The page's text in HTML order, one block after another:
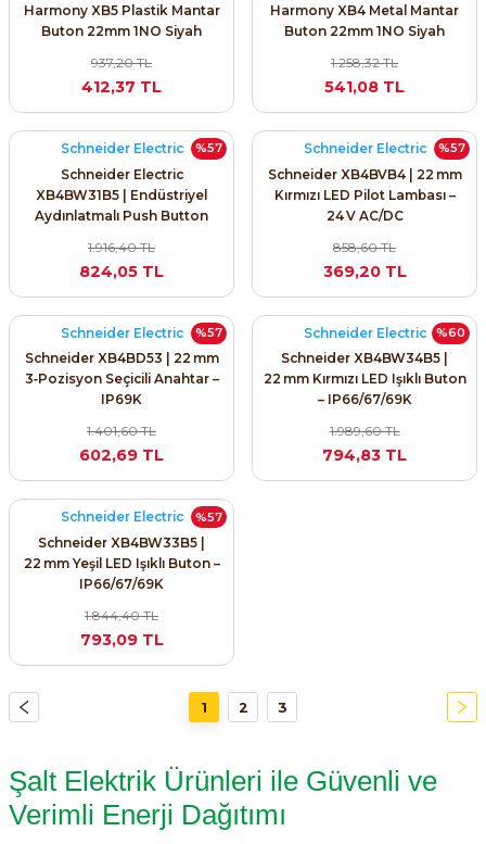
Pako Şalterler
Harmony XB5 Plastik Mantar
Buton 22mm 1NO Siyah
937,20 TL
412,37 TL
Harmony XB4 Metal Mantar
Buton 22mm 1NO Siyah
1.258,32 TL
541,08 TL
%57
Schneider Electric
Schneider Electric
XB4BW31B5 | Endüstriyel
Aydınlatmalı Push Button
1.916,40 TL
824,05 TL
%57
Schneider Electric
Schneider XB4BVB4 | 22 mm
Kırmızı LED Pilot Lambası –
24 V AC/DC
858,60 TL
369,20 TL
%57
Schneider Electric
Schneider XB4BD53 | 22 mm
3‑Pozisyon Seçicili Anahtar –
IP69K
1.401,60 TL
602,69 TL
%60
Schneider Electric
Schneider XB4BW34B5 |
22 mm Kırmızı LED Işıklı Buton
– IP66/67/69K
1.989,60 TL
794,83 TL
%57
Schneider Electric
Schneider XB4BW33B5 |
22 mm Yeşil LED Işıklı Buton –
IP66/67/69K
1.844,40 TL
793,09 TL
1 2 3
Şalt Elektrik Ürünleri ile Güvenli ve
Verimli Enerji Dağıtımı